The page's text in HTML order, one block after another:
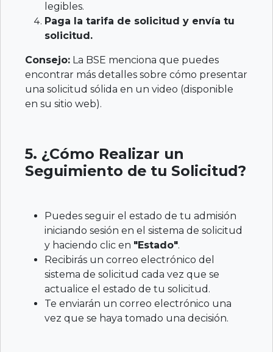
legibles.
Paga la tarifa de solicitud y envía tu
solicitud.
Consejo: La BSE menciona que puedes
encontrar más detalles sobre cómo presentar
una solicitud sólida en un video (disponible
en su sitio web).
5. ¿Cómo Realizar un
Seguimiento de tu Solicitud?
Puedes seguir el estado de tu admisión
iniciando sesión en el sistema de solicitud
y haciendo clic en "Estado".
Recibirás un correo electrónico del
sistema de solicitud cada vez que se
actualice el estado de tu solicitud.
Te enviarán un correo electrónico una
vez que se haya tomado una decisión.